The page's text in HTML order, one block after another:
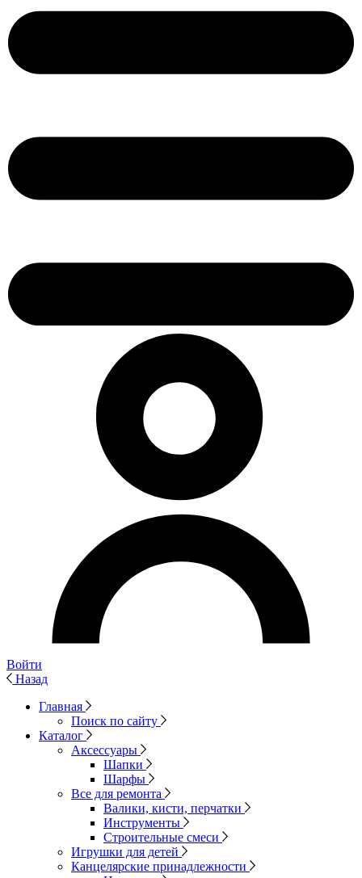
Войти
Назад
Главная
Поиск по сайту
Каталог
Аксессуары
Шапки
Шарфы
Все для ремонта
Валики, кисти, перчатки
Инструменты
Строительные смеси
Игрушки для детей
Канцелярские принадлежности